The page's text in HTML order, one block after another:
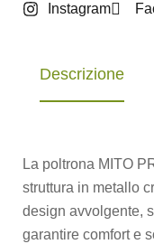
Instagram
Descrizione
La poltrona MITO
struttura in metallo
design avvolgente,
garantire comfort e